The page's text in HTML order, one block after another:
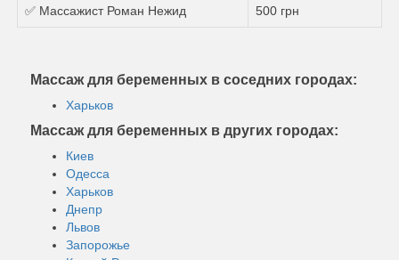
✅ Массажист Роман Нежид 500 грн
Массаж для беременных в соседних городах:
Харьков
Массаж для беременных в других городах:
Киев
Одесса
Харьков
Днепр
Львов
Запорожье